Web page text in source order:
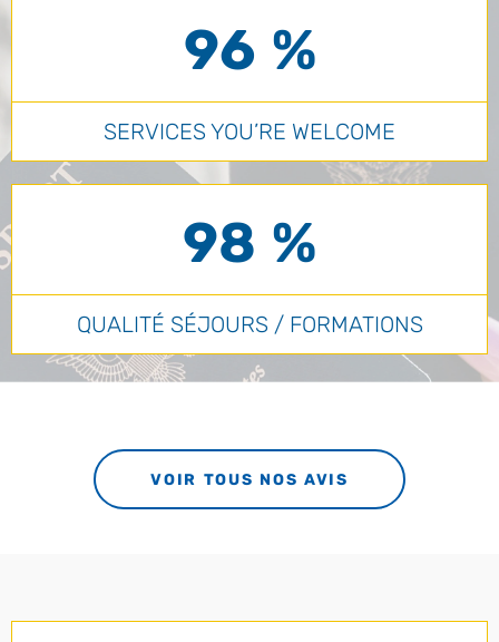
96 %
SERVICES YOU’RE WELCOME
98 %
QUALITÉ SÉJOURS / FORMATIONS
VOIR TOUS NOS AVIS